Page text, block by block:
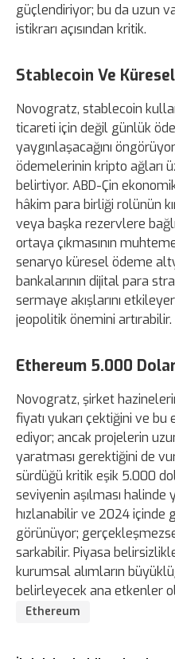
güçlendiriyor; bu da uzun
istikrarı açısından kritik.
Stablecoin Ve
Novogratz, stablecoin
ticareti için değil günlük
yaygınlaşacağını
ödemelerinin kripto ağları
belirtiyor. ABD-Çin
hâkim para birliği rolünün
veya başka rezervlere
ortaya çıkmasının
senaryo küresel ödeme
bankalarının dijital para
sermaye akışlarını
jeopolitik önemini artırabilir.
Ethereum 5.000
Novogratz, şirket
fiyatı yukarı çektiğini ve
ediyor; ancak projelerin
yaratması gerektiğini de
sürdüğü kritik eşik 5.000
seviyenin aşılması
hızlanabilir ve 2024 içinde
görünüyor;
sarkabilir. Piyasa
kurumsal alımların
belirleyecek ana etkenler
Ethereum